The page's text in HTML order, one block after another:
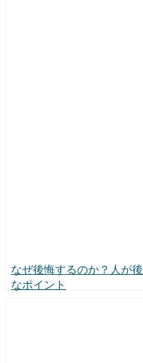
なぜ後悔するのか？人が
なポイント